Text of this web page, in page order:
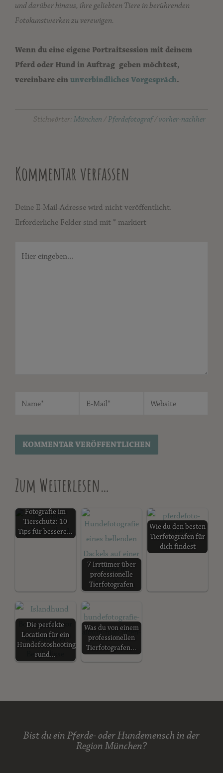
und darüber hinaus, ihre geliebten Tiere in berührenden
Fotokunstwerken zu verewigen.
Wenn du eine eigene Portraitsession mit deinem
Pferd oder Hund in Auftrag geben möchtest,
vereinbare ein unverbindliches Vorgespräch.
Stichwörter: München /Pferdefotograf/ vorher-nachher
Kommentar verfassen
Deine E-Mail-Adresse wird nicht veröffentlicht.
Erforderliche Felder sind mit * markiert
Zum Weiterlesen…
Fotografie im
Tierschutz: 10
Tips für bessere…
7 Irrtümer über
professionelle
Tierfotografen
Wie du den besten
Tierfotografen für
dich findest
Die perfekte
Location für ein
Hundefotoshooting
rund…
Was du von einem
professionellen
Tierfotografen…
Bist du ein Pferde- oder Hundemensch in der
Region München?